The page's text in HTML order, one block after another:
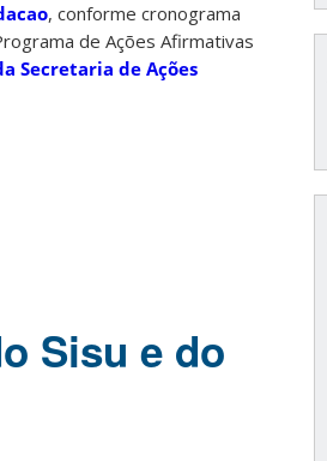
, conforme cronograma
de Ações Afirmativas
Secretaria de Ações
Sisu e do